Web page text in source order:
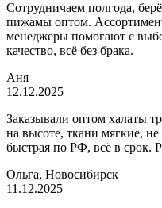
Сотрудничаем полгода,
пижамы оптом.
менеджеры помогают с
качество, всё без брака.
Аня
12.12.2025
Заказывали оптом халаты
на высоте, ткани мягкие,
быстрая по РФ, всё в срок.
Ольга, Новосибирск
11.12.2025